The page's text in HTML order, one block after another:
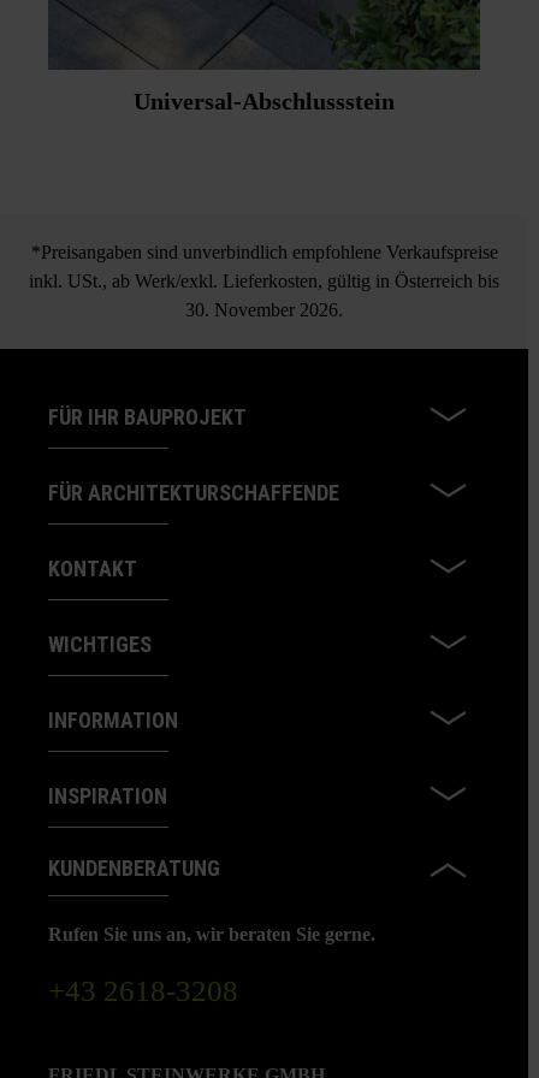
Universal-Abschlussstein
*Preisangaben sind unverbindlich empfohlene Verkaufspreise
inkl. USt., ab Werk/exkl. Lieferkosten, gültig in Österreich bis
30. November 2026.
FÜR IHR BAUPROJEKT
FÜR ARCHITEKTURSCHAFFENDE
KONTAKT
WICHTIGES
INFORMATION
INSPIRATION
KUNDENBERATUNG
Rufen Sie uns an, wir beraten Sie gerne.
+43 2618-3208